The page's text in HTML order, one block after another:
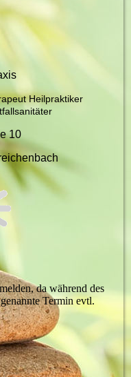
Heilpraktiker
10
da während des
Termin evtl.